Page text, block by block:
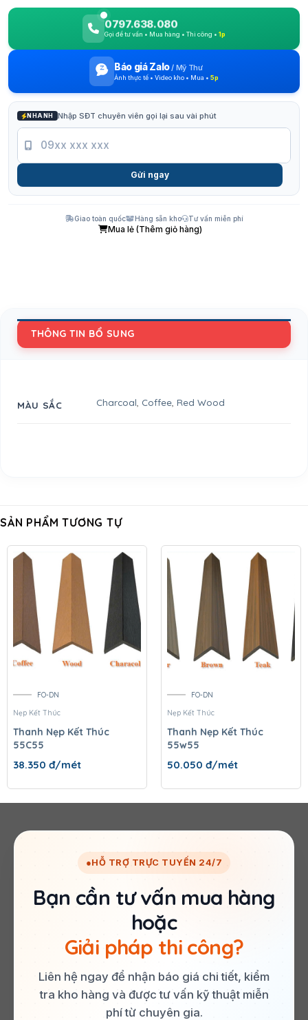
0797.638.080
Gọi để tư vấn • Mua hàng • Thi công • 1p
Báo giá Zalo/ Mỹ Thư
Ảnh thực tế • Video kho • Mua • 5p
NHANH Nhập SĐT chuyên viên gọi lại sau vài phút
Gửi ngay
Giao toàn quốc Hàng sẵn kho Tư vấn miễn phí
Mua lẻ (Thêm giỏ hàng)
THÔNG TIN BỔ SUNG
MÀU SẮC Charcoal Coffee, Red Wood
SẢN PHẨM TƯƠNG TỰ
FO-DN
Nẹp Kết Thúc
Thanh Nẹp Kết Thúc
55C55
38.350 đ/mét
FO-DN
Nẹp Kết Thúc
Thanh Nẹp Kết Thúc
55w55
50.050 đ/mét
●HỖ TRỢ TRỰC TUYẾN 24/7
Bạn cần tư vấn mua hàng
hoặc
Giải pháp thi công?
Liên hệ ngay để nhận báo giá chi tiết, kiểm
tra kho hàng và được tư vấn kỹ thuật miễn
phí từ chuyên gia.